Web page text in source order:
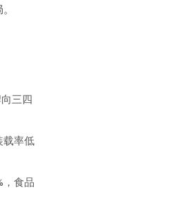
三四
载率低
，食品